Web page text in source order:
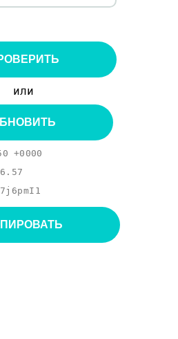
или
+0000